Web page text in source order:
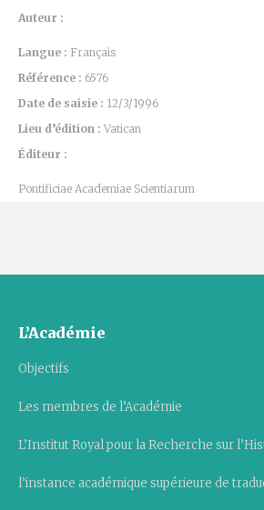
Auteur :
Langue : Français
Référence : 6576
Date de saisie : 12/3/1996
Lieu d’édition : Vatican
Éditeur :
Pontificiae Academiae Scientiarum
L’Académie
Objectifs
Les membres de l’Académie
L’Institut Royal pour la Recherche sur
l’instance académique supérieure de